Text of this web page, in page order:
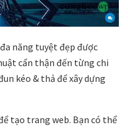
năng tuyệt đẹp được
cẩn thận đến từng chi
kéo & thả để xây dựng
tạo trang web. Bạn có thể